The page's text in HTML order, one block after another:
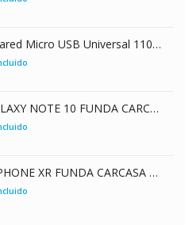
✅Cargador de Pared Micro USB Universal 110-250 V AC / 5V DC 400mAh
💥SAMSUNG GALAXY NOTE 10 FUNDA CARCASA DE GEL TPU PREMIUM CON DISEÑO ENJOY EN 3D
⭐PARA APPLE IPHONE XR FUNDA CARCASA HÍBRIDA PC / TPU PREMIUM CON ESTAMPADO LÁSER 3D RATÓN